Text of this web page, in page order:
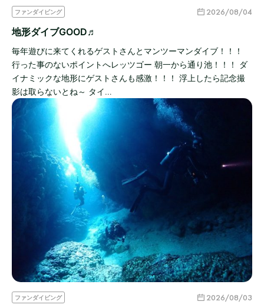
ファンダイビング 2026/08/04
地形ダイブGOOD♬
毎年遊びに来てくれるゲストさんとマンツーマンダイブ！！！
行った事のないポイントへレッツゴー 朝一から通り池！！！ ダ
イナミックな地形にゲストさんも感激！！！ 浮上したら記念撮
影は取らないとね～ タイ…
ファンダイビング 2026/08/03